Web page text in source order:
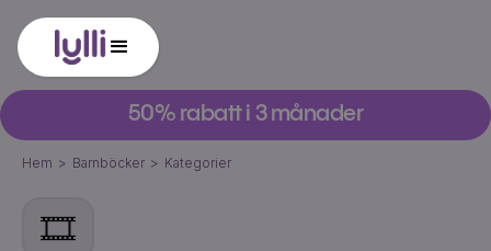
50% rabatt i 3 månader
Hem > Barnböcker > Kategorier
🎞